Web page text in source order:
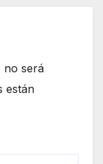
no será
están